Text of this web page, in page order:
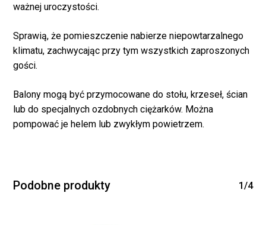
Brak produktów w
koszyku.
ważnej uroczystości.
Sprawią, że pomieszczenie nabierze niepowtarzalnego
klimatu, zachwycając przy tym wszystkich zaproszonych
gości.
Balony mogą być przymocowane do stołu, krzeseł, ścian
lub do specjalnych ozdobnych ciężarków. Można
pompować je helem lub zwykłym powietrzem.
Podobne produkty 1/4